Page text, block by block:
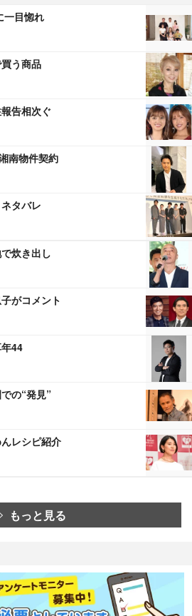
一目惚れ
う商品
告相次ぐ
南物件契約
タバレ
炊き出し
がコメント
44
の“発見”
レシピ紹介
もっと見る